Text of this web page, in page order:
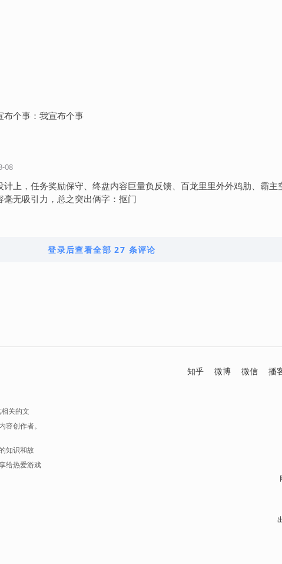
布个事：我宣布个事
08
上，任务奖励保守、终盘内容巨量负反馈、百龙里里外外鸡肋、霸主
毫无吸引力，总之突出俩字：抠门
登录后查看全部 27 条评论
关的文
创作者。
知识和故
给热爱游戏
知乎 微博 微信 播